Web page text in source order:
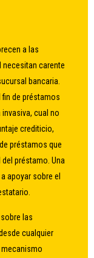
a las
carente
bancaria.
de préstamos
cual no
crediticio,
préstamos que
préstamo. Una
apoyar sobre el
las
cualquier